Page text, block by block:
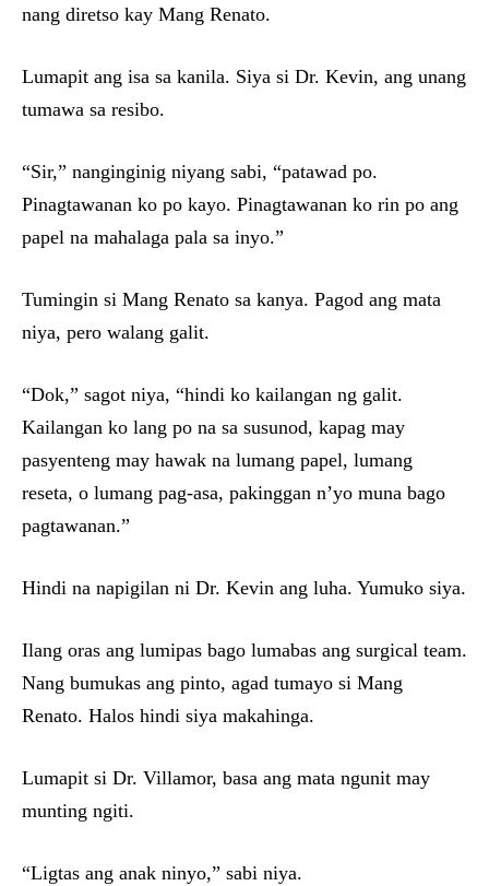
nang diretso kay Mang Renato.
Lumapit ang isa sa kanila. Siya si Dr. Kevin, ang unang
tumawa sa resibo.
“Sir,” nanginginig niyang sabi, “patawad po.
Pinagtawanan ko po kayo. Pinagtawanan ko rin po ang
papel na mahalaga pala sa inyo.”
Tumingin si Mang Renato sa kanya. Pagod ang mata
niya, pero walang galit.
“Dok,” sagot niya, “hindi ko kailangan ng galit.
Kailangan ko lang po na sa susunod, kapag may
pasyenteng may hawak na lumang papel, lumang
reseta, o lumang pag-asa, pakinggan n’yo muna bago
pagtawanan.”
Hindi na napigilan ni Dr. Kevin ang luha. Yumuko siya.
Ilang oras ang lumipas bago lumabas ang surgical team.
Nang bumukas ang pinto, agad tumayo si Mang
Renato. Halos hindi siya makahinga.
Lumapit si Dr. Villamor, basa ang mata ngunit may
munting ngiti.
“Ligtas ang anak ninyo,” sabi niya.